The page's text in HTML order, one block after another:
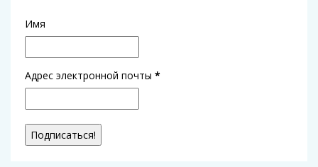
Имя
Адрес электронной почты *